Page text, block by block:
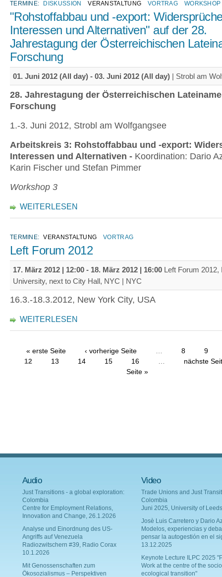
TERMINE: DISKUSSION VERANSTALTUNG VORTRAG WORKSHOP
"Rohstoffabbau und -export:
Interessen und Alternativen" auf der 28.
Jahrestagung der Österreichischen
Forschung
01. Juni 2012 (All day) - 03. Juni 2012 (All day) | Strobl am
28. Jahrestagung der Österreichischen
Forschung
1.-3. Juni 2012, Strobl am Wolfgangsee
Arbeitskreis 3: Rohstoffabbau und -export:
Interessen und Alternativen - Koordination: Dario
Karin Fischer und Stefan Pimmer
Workshop 3
WEITERLESEN
TERMINE: VERANSTALTUNG VORTRAG
Left Forum 2012
17. März 2012 | 12:00 - 18. März 2012 | 16:00 Left Forum 2012,
University, next to City Hall, NYC | NYC
16.3.-18.3.2012, New York City, USA
WEITERLESEN
« erste Seite ‹ vorherige Seite … 8
9
12
13 14 15 16 …
nächste
Seite »
Audio
Just Transitions - a global exploration:
Colombia
Centre for Employment Relations,
Innovation and Change, 26.1.2026
Analyse und Einordnung des US-
Angriffs auf Venezuela
Radiozwitschern #39, Radio Corax
10.1.2026
Mit Genossenschaften zum
Ökosozialismus – Perspektiven
Video
Trade Unions and Just
Colombia
Juni 2025, University of Leeds
Josè Luis Carretero y Dario
Modelos, experiencias y
pensar la autogestión en el
13.12.2025
Keynote Lecture ILPC 2025
Work at the centre of the
ecological transition"